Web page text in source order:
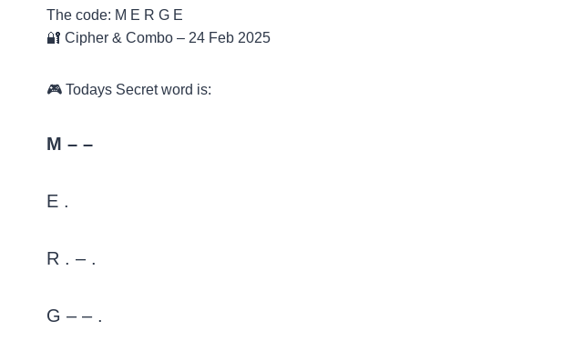
The code: M E R G E
🔐 Cipher & Combo – 24 Feb 2025
🎮 Todays Secret word is:
M – –
E .
R . – .
G – – .